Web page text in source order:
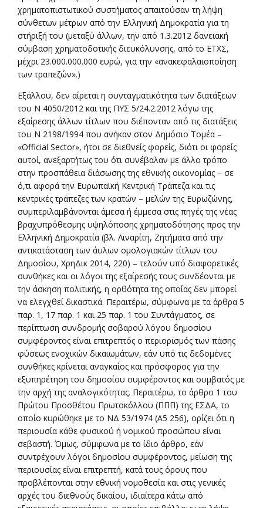
χρηματοπιστωτικού συστήματος απαιτούσαν τη λήψη
σύνθετων μέτρων από την Ελληνική Δημοκρατία για τη
στήριξή του (μεταξύ άλλων, την από 1.3.2012 δανειακή
σύμβαση χρηματοδοτικής διευκόλυνσης, από το ΕΤΧΣ,
μέχρι 23.000.000.000 ευρώ, για την «ανακεφαλαιοποίηση
των τραπεζών».)
Εξάλλου, δεν αίρεται η συνταγματικότητα των διατάξεων
του Ν 4050/2012 και της ΠΥΣ 5/24.2.2012 λόγω της
εξαίρεσης άλλων τίτλων που διέπονταν από τις διατάξεις
του Ν 2198/1994 που ανήκαν στον Δημόσιο Τομέα –
«Official Sector», ήτοι σε διεθνείς φορείς, διότι οι φορείς
αυτοί, ανεξαρτήτως του ότι συνέβαλαν με άλλο τρόπο
στην προσπάθεια διάσωσης της εθνικής οικονομίας – σε
ό,τι αφορά την Ευρωπαϊκή Κεντρική Τράπεζα και τις
κεντρικές τράπεζες των κρατών – μελών της Ευρωζώνης,
συμπεριλαμβάνονται άμεσα ή έμμεσα στις πηγές της νέας
βραχυπρόθεσμης υψηλόποσης χρηματοδότησης προς την
Ελληνική Δημοκρατία (βλ. Λιναρίτη, Ζητήματα από την
αντικατάσταση των άυλων ομολογιακών τίτλων του
Δημοσίου, ΧρηΔικ 2014, 220) – τελούν υπό διαφορετικές
συνθήκες και οι λόγοι της εξαίρεσής τους συνδέονται με
την άσκηση πολιτικής, η ορθότητα της οποίας δεν μπορεί
να ελεγχθεί δικαστικά. Περαιτέρω, σύμφωνα με τα άρθρα 5
παρ. 1, 17 παρ. 1 και 25 παρ. 1 του Συντάγματος, σε
περίπτωση συνδρομής σοβαρού λόγου δημοσίου
συμφέροντος είναι επιτρεπτός ο περιορισμός των πάσης
φύσεως ενοχικών δικαιωμάτων, εάν υπό τις δεδομένες
συνθήκες κρίνεται αναγκαίος και πρόσφορος για την
εξυπηρέτηση του δημοσίου συμφέροντος και συμβατός με
την αρχή της αναλογικότητας. Περαιτέρω, το άρθρο 1 του
Πρώτου Προσθέτου Πρωτοκόλλου (ΠΠΠ) της ΕΣΔΑ, το
οποίο κυρώθηκε με το ΝΔ 53/1974 (Α5 256), ορίζει ότι η
περιουσία κάθε φυσικού ή νομικού προσώπου είναι
σεβαστή. Όμως, σύμφωνα με το ίδιο άρθρο, εάν
συντρέχουν λόγοι δημοσίου συμφέροντος, μείωση της
περιουσίας είναι επιτρεπτή, κατά τους όρους που
προβλέπονται στην εθνική νομοθεσία και στις γενικές
αρχές του διεθνούς δικαίου, ιδιαίτερα κάτω από